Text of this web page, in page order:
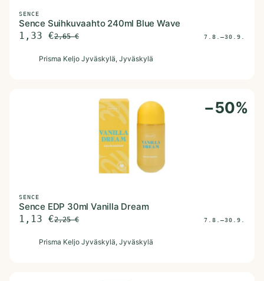
SENCE
Sence Suihkuvaahto 240ml Blue Wave
1,33 €2,65€ 7.8.–30.9.
Prisma Keljo Jyväskylä, Jyväskylä
−50%
SENCE
Sence EDP 30ml Vanilla Dream
1,13 €2,25€ 7.8.–30.9.
Prisma Keljo Jyväskylä, Jyväskylä